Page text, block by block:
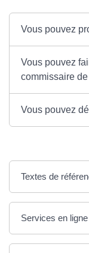
Vous pouvez
Vous pouvez
commissaire
Vous pouvez
Textes de
Services en